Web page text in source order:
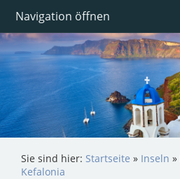
Navigation öffnen
Sie sind hier: Startseite » Inseln »
Kefalonia